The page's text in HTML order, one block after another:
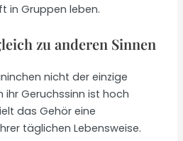
in Gruppen leben.
zu anderen Sinnen
nicht der einzige
ihr Geruchssinn ist hoch
das Gehör eine
täglichen Lebensweise.